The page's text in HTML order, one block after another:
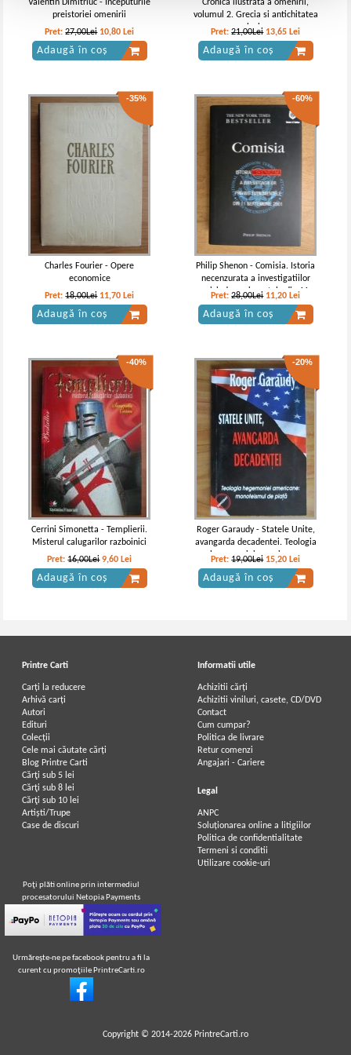
Valentin Dimitriuc - Inceputurile
preistoriei omenirii
Pret:27,00Lei 10,80 Lei
Adaugă în coș
Cronica ilustrata a omenirii,
volumul 2. Grecia si antichitatea
clasica
Pret:21,00Lei 13,65 Lei
Adaugă în coș
-35%
Charles Fourier - Opere
economice
Pret:18,00Lei 11,70 Lei
Adaugă în coș
-60%
Philip Shenon - Comisia. Istoria
necenzurata a investigatiilor
privind evenimentele din 11
septembrie 2001
Pret:28,00Lei 11,20 Lei
Adaugă în coș
-40%
Cerrini Simonetta - Templierii.
Misterul calugarilor razboinici
Pret:16,00Lei 9,60 Lei
Adaugă în coș
-20%
Roger Garaudy - Statele Unite,
avangarda decadentei. Teologia
hegemoniei americane:
monoteismul de piata
Pret:19,00Lei 15,20 Lei
Adaugă în coș
Printre Carti
Carți la reducere
Arhivă carți
Autori
Edituri
Colecții
Cele mai căutate cărți
Blog Printre Carti
Cărţi sub 5 lei
Cărţi sub 8 lei
Cărţi sub 10 lei
Artiști/Trupe
Case de discuri
Informatii utile
Achizitii cărți
Achizitii viniluri, casete, CD/DVD
Contact
Cum cumpar?
Politica de livrare
Retur comenzi
Angajari - Cariere
Legal
ANPC
Soluționarea online a litigiilor
Politica de confidentialitate
Termeni si conditii
Utilizare cookie-uri
Poţi plăti online prin intermediul
procesatorului Netopia Payments
Urmăreşte-ne pe facebook pentru a fi la
curent cu promoţiile PrintreCarti.ro
Copyright © 2014-2026 PrintreCarti.ro